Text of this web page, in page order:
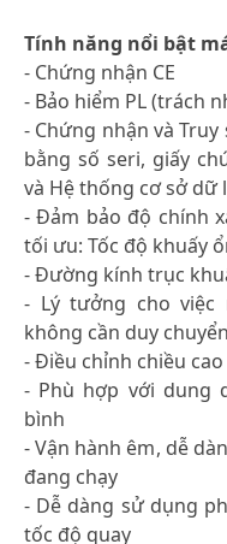
Tính năng nổi bật
- Chứng nhận CE
- Bảo hiểm PL (trách
- Chứng nhận và
bằng số seri, giấy
và Hệ thống cơ sở dữ
- Đảm bảo độ chính
tối ưu: Tốc độ khuấy
- Đường kính trục
- Lý tưởng cho việc
không cần duy
- Điều chỉnh chiều
- Phù hợp với dung
bình
- Vận hành êm, dễ
đang chạy
- Dễ dàng sử dụng
tốc độ quay